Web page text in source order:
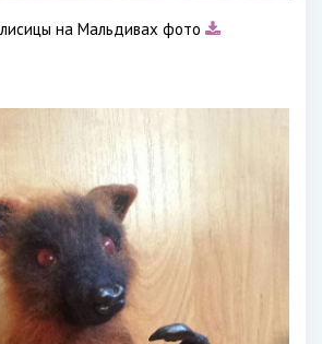
на Мальдивах фото